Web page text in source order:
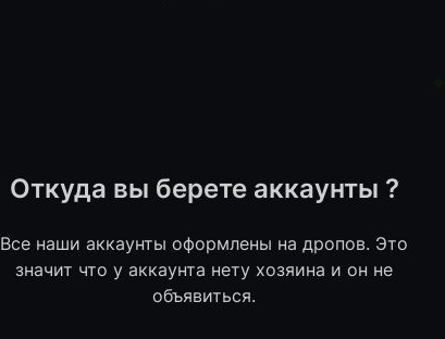
Откуда вы берете аккаунты ?
Все наши аккаунты оформлены на дропов. Это
значит что у аккаунта нету хозяина и он не
объявиться.